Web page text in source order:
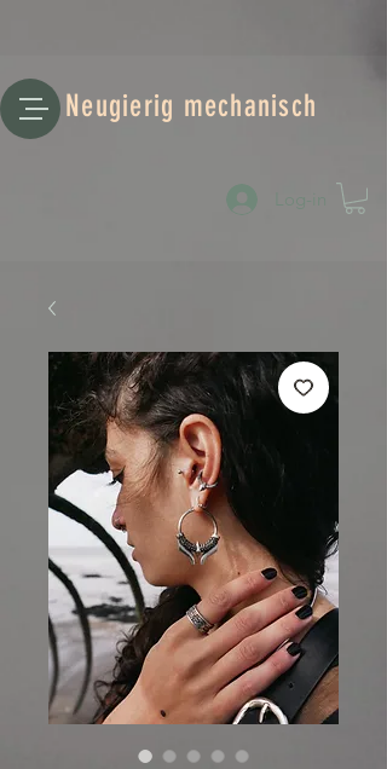
Neugierig mechanisch
Log-in